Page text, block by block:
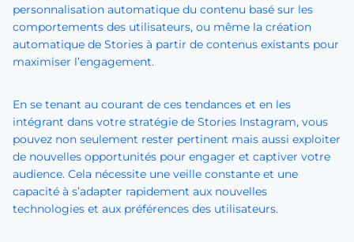
personnalisation automatique du contenu basé sur les
comportements des utilisateurs, ou même la création
automatique de Stories à partir de contenus existants pour
maximiser l’engagement.
En se tenant au courant de ces tendances et en les
intégrant dans votre stratégie de Stories Instagram, vous
pouvez non seulement rester pertinent mais aussi exploiter
de nouvelles opportunités pour engager et captiver votre
audience. Cela nécessite une veille constante et une
capacité à s’adapter rapidement aux nouvelles
technologies et aux préférences des utilisateurs.